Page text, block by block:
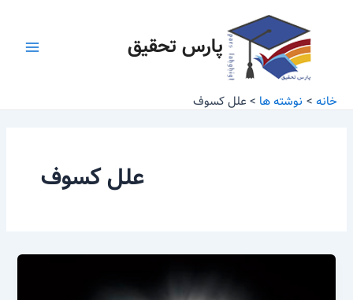
پارس تحقیق
خانه نوشته ها علل کسوف
علل کسوف